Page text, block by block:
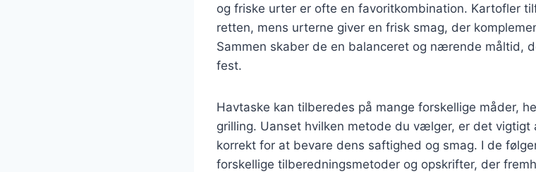
og friske urter er ofte en favoritkombination. Kartofler
retten, mens urterne giver en frisk smag, der
Sammen skaber de en balanceret og nærende måltid,
fest.
Havtaske kan tilberedes på mange forskellige måder,
grilling. Uanset hvilken metode du vælger, er det
korrekt for at bevare dens saftighed og smag. I de
forskellige tilberedningsmetoder og opskrifter, der